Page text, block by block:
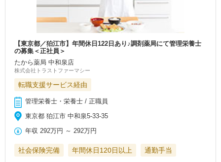
【東京都／狛江市】年間休日122日あり♪調剤薬局にて管理栄養士
の募集＜正社員＞
たから薬局 中和泉店
株式会社トラストファーマシー
転職支援サービス経由
管理栄養士・栄養士 / 正職員
東京都 狛江市 中和泉5‐33-35
年収 292万円 ～292万円
社会保険完備 年間休日120日以上 通勤手当